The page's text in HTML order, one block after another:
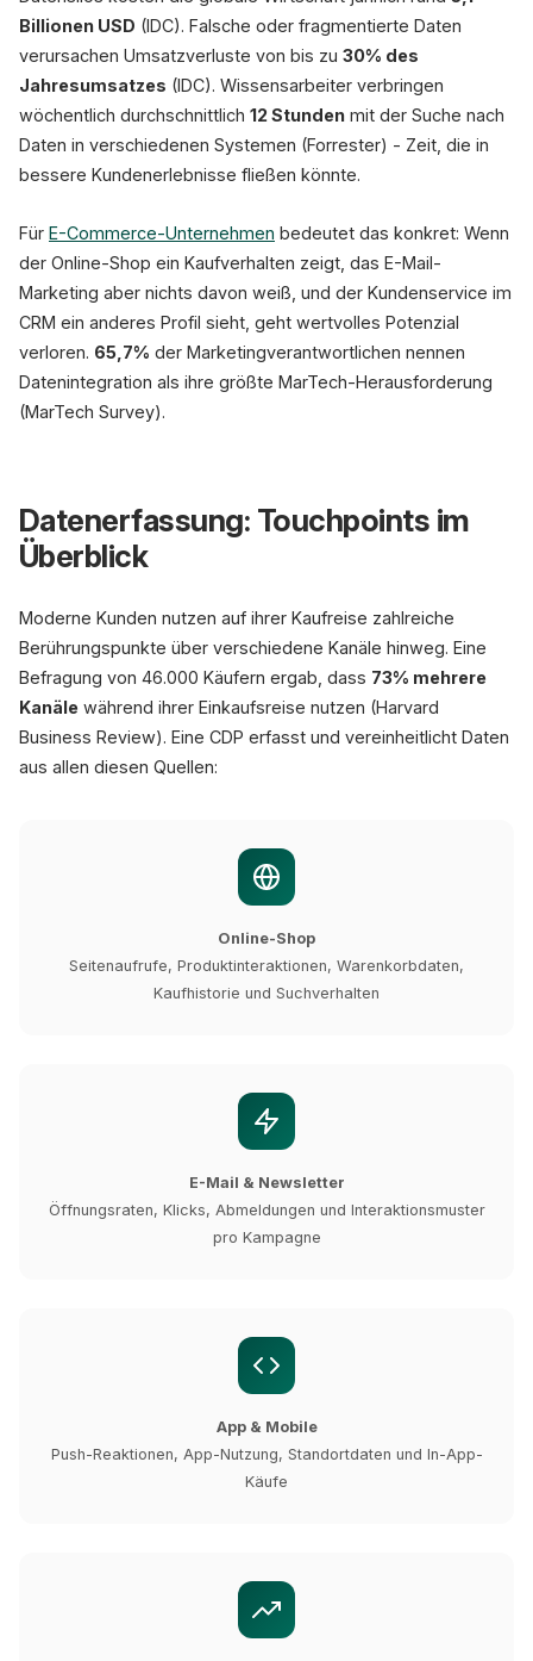
Billionen USD (IDC). Falsche oder fragmentierte Daten
verursachen Umsatzverluste von bis zu 30% des
Jahresumsatzes (IDC). Wissensarbeiter verbringen
wöchentlich durchschnittlich 12 Stunden mit der Suche nach
Daten in verschiedenen Systemen (Forrester) - Zeit, die in
bessere Kundenerlebnisse fließen könnte.
Für E-Commerce-Unternehmen bedeutet das konkret: Wenn
der Online-Shop ein Kaufverhalten zeigt, das E-Mail-
Marketing aber nichts davon weiß, und der Kundenservice im
CRM ein anderes Profil sieht, geht wertvolles Potenzial
verloren. 65,7% der Marketingverantwortlichen nennen
Datenintegration als ihre größte MarTech-Herausforderung
(MarTech Survey).
Datenerfassung: Touchpoints im
Überblick
Moderne Kunden nutzen auf ihrer Kaufreise zahlreiche
Berührungspunkte über verschiedene Kanäle hinweg. Eine
Befragung von 46.000 Käufern ergab, dass 73% mehrere
Kanäle während ihrer Einkaufsreise nutzen (Harvard
Business Review). Eine CDP erfasst und vereinheitlicht Daten
aus allen diesen Quellen:
Online-Shop
Seitenaufrufe, Produktinteraktionen, Warenkorbdaten,
Kaufhistorie und Suchverhalten
E-Mail & Newsletter
Öffnungsraten, Klicks, Abmeldungen und Interaktionsmuster
pro Kampagne
App & Mobile
Push-Reaktionen, App-Nutzung, Standortdaten und In-App-
Käufe